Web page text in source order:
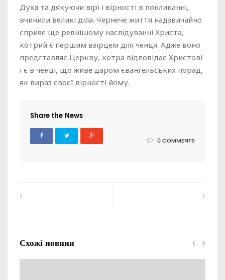
Духа та дякуючи вірі і вірності в покликанні,
вчинили великі діла. Чернече життя надзвичайно
сприяє ще ревнішому наслідуванні Христа,
котрий є першим взірцем для ченця. Адже воно
представляє Церкву, котра відповідає Христові
і є в ченці, що живе даром євангельських порад,
як вираз своєї вірності йому.
Share the News
0 COMMENTS
Схожі новини